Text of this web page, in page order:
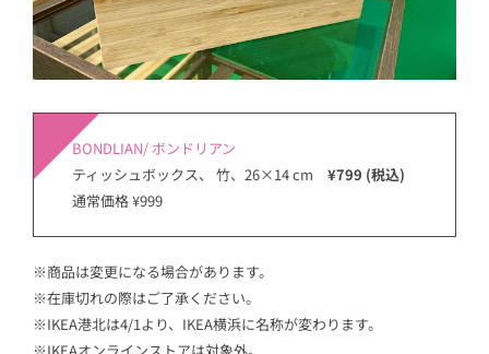
BONDLIAN/ ボンドリアン
ティッシュボックス、 竹、26×14 cm ¥799 (税込)
通常価格 ¥999
※商品は変更になる場合があります。
※在庫切れの際はご了承ください。
※IKEA港北は4/1より、IKEA横浜に名称が変わります。